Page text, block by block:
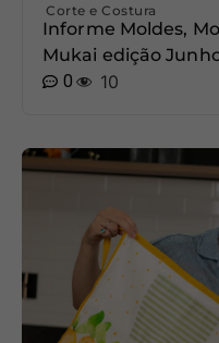
Corte e Costura
Informe Moldes,
Mukai edição
0
10